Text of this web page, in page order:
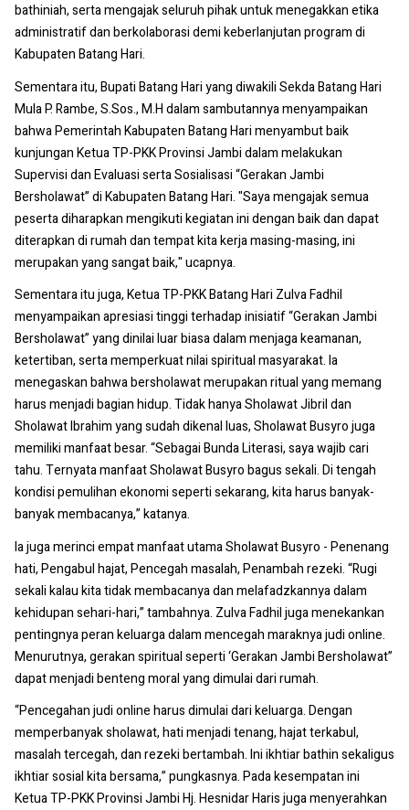
bathiniah, serta mengajak seluruh pihak untuk menegakkan etika
administratif dan berkolaborasi demi keberlanjutan program di
Kabupaten Batang Hari.
Sementara itu, Bupati Batang Hari yang diwakili Sekda Batang Hari
Mula P. Rambe, S.Sos., M.H dalam sambutannya menyampaikan
bahwa Pemerintah Kabupaten Batang Hari menyambut baik
kunjungan Ketua TP-PKK Provinsi Jambi dalam melakukan
Supervisi dan Evaluasi serta Sosialisasi “Gerakan Jambi
Bersholawat” di Kabupaten Batang Hari. "Saya mengajak semua
peserta diharapkan mengikuti kegiatan ini dengan baik dan dapat
diterapkan di rumah dan tempat kita kerja masing-masing, ini
merupakan yang sangat baik," ucapnya.
Sementara itu juga, Ketua TP-PKK Batang Hari Zulva Fadhil
menyampaikan apresiasi tinggi terhadap inisiatif “Gerakan Jambi
Bersholawat” yang dinilai luar biasa dalam menjaga keamanan,
ketertiban, serta memperkuat nilai spiritual masyarakat. Ia
menegaskan bahwa bersholawat merupakan ritual yang memang
harus menjadi bagian hidup. Tidak hanya Sholawat Jibril dan
Sholawat Ibrahim yang sudah dikenal luas, Sholawat Busyro juga
memiliki manfaat besar. “Sebagai Bunda Literasi, saya wajib cari
tahu. Ternyata manfaat Sholawat Busyro bagus sekali. Di tengah
kondisi pemulihan ekonomi seperti sekarang, kita harus banyak-
banyak membacanya,” katanya.
Ia juga merinci empat manfaat utama Sholawat Busyro - Penenang
hati, Pengabul hajat, Pencegah masalah, Penambah rezeki. “Rugi
sekali kalau kita tidak membacanya dan melafadzkannya dalam
kehidupan sehari-hari,” tambahnya. Zulva Fadhil juga menekankan
pentingnya peran keluarga dalam mencegah maraknya judi online.
Menurutnya, gerakan spiritual seperti ‘Gerakan Jambi Bersholawat”
dapat menjadi benteng moral yang dimulai dari rumah.
“Pencegahan judi online harus dimulai dari keluarga. Dengan
memperbanyak sholawat, hati menjadi tenang, hajat terkabul,
masalah tercegah, dan rezeki bertambah. Ini ikhtiar bathin sekaligus
ikhtiar sosial kita bersama,” pungkasnya. Pada kesempatan ini
Ketua TP-PKK Provinsi Jambi Hj. Hesnidar Haris juga menyerahkan